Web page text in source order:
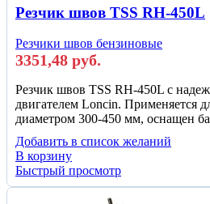
Резчик швов TSS RH-450L
Резчики швов бензиновые
3351,48 руб.
Резчик швов TSS RH-450L c
двигателем Loncin. Применяется
диаметром 300-450 мм, оснащен
Добавить в список желаний
В корзину
Быстрый просмотр